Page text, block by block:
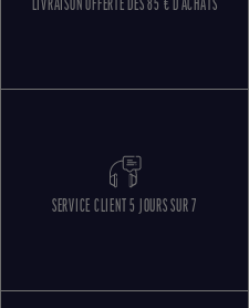
LIVRAISON OFFERTE DÈS 85 € D'ACHATS
SERVICE CLIENT 5 JOURS SUR 7